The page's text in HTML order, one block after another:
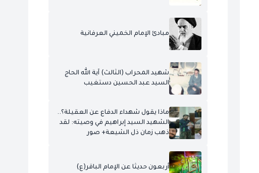
مبادئ الإمام الخميني العرفانية
شهيد المحراب (الثالث) آية الله الحاج
السيد عبد الحسين دستغيب
ماذا يقول شهداء الدفاع عن العقيلة؟..
الشهيد السيد إبراهيم في وصيته: لقد
ذهب زمان ذل الشيعة+ صور
أربعون حديثا عن الإمام الباقر(ع)